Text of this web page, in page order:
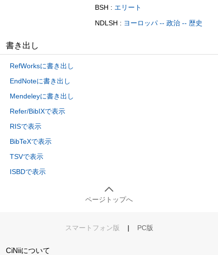
BSH : エリート
NDLSH : ヨーロッパ -- 政治 -- 歴史
書き出し
RefWorksに書き出し
EndNoteに書き出し
Mendeleyに書き出し
Refer/BibIXで表示
RISで表示
BibTeXで表示
TSVで表示
ISBDで表示
ページトップへ
スマートフォン版 | PC版
CiNiiについて